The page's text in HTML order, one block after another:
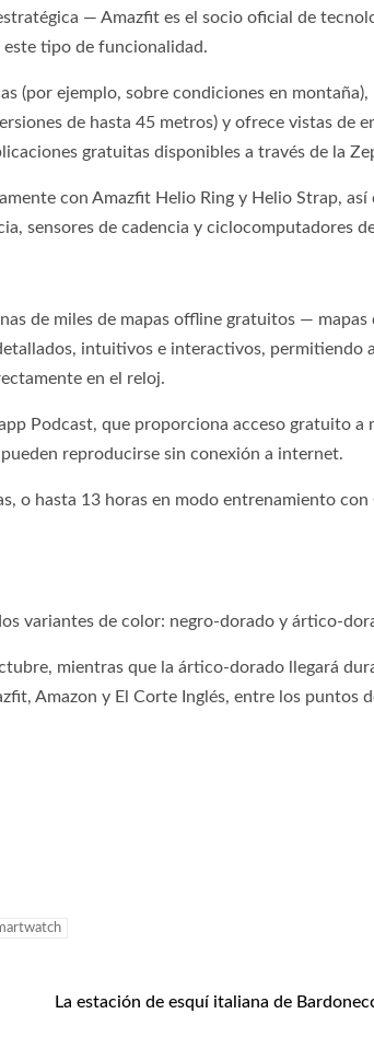
— Amazfit es el socio oficial de
este tipo de funcionalidad.
(por ejemplo, sobre condiciones en montaña),
de hasta 45 metros) y ofrece vistas de
gratuitas disponibles a través de la
con Amazfit Helio Ring y Helio Strap, así
sensores de cadencia y ciclocomputadores
de miles de mapas offline gratuitos — mapas
intuitivos e interactivos, permitiendo
en el reloj.
Podcast, que proporciona acceso gratuito a
reproducirse sin conexión a internet.
o hasta 13 horas en modo entrenamiento con
variantes de color: negro-dorado y ártico-
mientras que la ártico-dorado llegará
Amazon y El Corte Inglés, entre los puntos
La estación de esquí italiana de